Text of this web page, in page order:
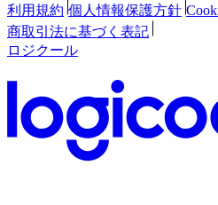
利用規約 個人情報保護方針
商取引法に基づく表記
ロジクール